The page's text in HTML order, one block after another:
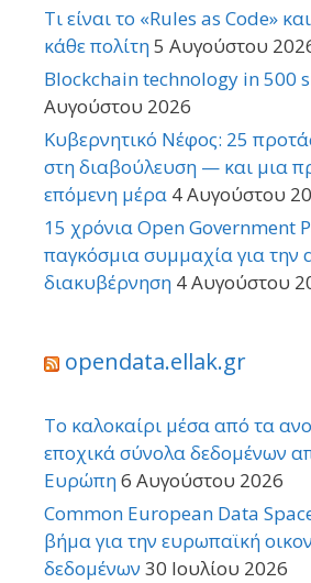
Τι είναι το «Rules as Code»
κάθε πολίτη5 Αυγούστου
Blockchain technology in 500
Αυγούστου 2026
Κυβερνητικό Νέφος: 25
στη διαβούλευση — και μια
επόμενη μέρα 4 Αυγούστου
15 χρόνια Open Government
παγκόσμια συμμαχία για την
διακυβέρνηση 4 Αυγούστου
opendata.ellak.gr
Το καλοκαίρι μέσα από τα
εποχικά σύνολα δεδομένων
Ευρώπη6 Αυγούστου 2026
Common European Data
βήμα για την ευρωπαϊκή
δεδομένων 30 Ιουλίου 2026